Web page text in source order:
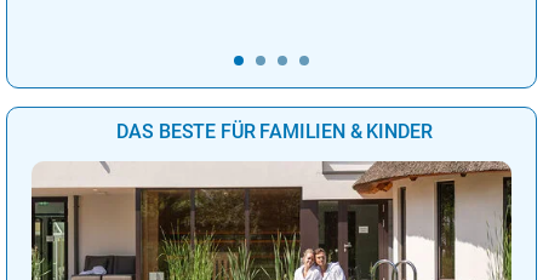
DAS BESTE FÜR FAMILIEN & KINDER